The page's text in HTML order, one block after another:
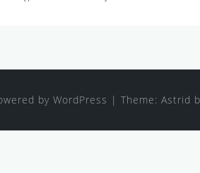
by WordPress | Theme: Astrid